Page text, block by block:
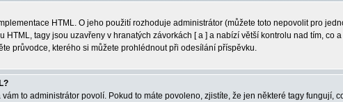
HTML. O jeho použití rozhoduje administrátor (můžete toto nepovolit pro
HTML, tagy jsou uzavřeny v hranatých závorkách [ a ] a nabízí větší kontrolu nad tím, co
průvodce, kterého si můžete prohlédnout při odesílání příspěvku.
vám to administrátor povolí. Pokud to máte povoleno, zjistíte, že jen některé tagy fungují,